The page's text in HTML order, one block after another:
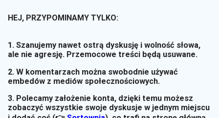
HEJ, PRZYPOMINAMY TYLKO:
1. Szanujemy nawet ostrą dyskusję i wolność słowa,
ale nie agresję. Przemocowe treści będą usuwane.
2. W komentarzach można swobodnie używać
embedów z mediów społecznościowych.
3. Polecamy założenie konta, dzięki temu możesz
zobaczyć wszystkie swoje dyskusje w jednym miejscu